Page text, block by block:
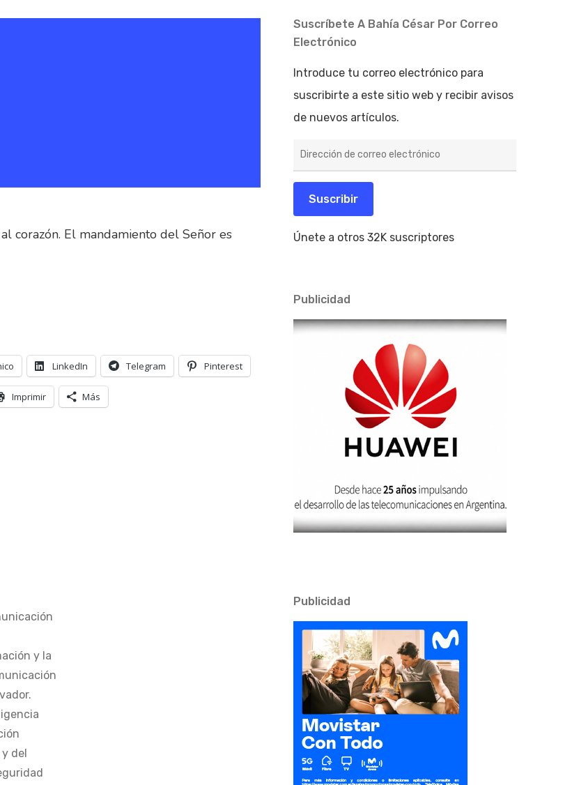
corazón. El mandamiento del Señor es
LinkedIn Telegram Pinterest
Imprimir Más
y la
del
Suscríbete A Bahía César Por Correo
Electrónico
Introduce tu correo electrónico para
suscribirte a este sitio web y recibir avisos
de nuevos artículos.
de
electrónico
Suscribir
Únete a otros 32K suscriptores
Publicidad
Publicidad